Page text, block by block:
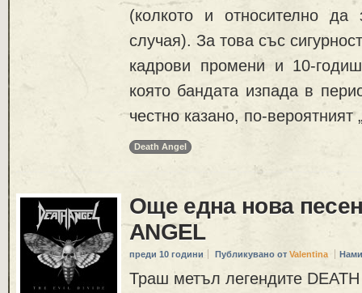
(колкото и относително да
случая). За това със
кадрови промени и 10-
която бандата изпада в
честно казано, по-вероятният
Death Angel
Още една нова песен
ANGEL
преди 10 години Публикувано от Valentina
Траш метъл легендите